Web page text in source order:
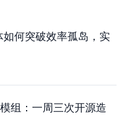
何突破效率孤岛，实
组：一周三次开源造